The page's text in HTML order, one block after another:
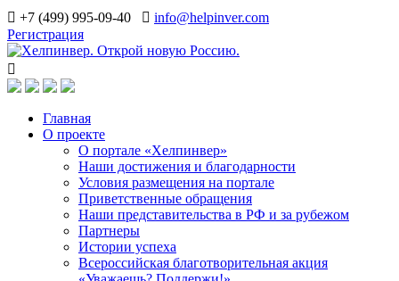
+7 (499) 995-09-40
info@helpinver.com
Регистрация
Главная
О проекте
О портале «Хелпинвер»
Наши достижения и благодарности
Условия размещения на портале
Приветственные обращения
Наши представительства в РФ и за рубежом
Партнеры
Истории успеха
Всероссийская благотворительная акция